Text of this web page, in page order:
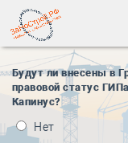
Будут ли внесены в
правовой статус
Капинус?
Нет